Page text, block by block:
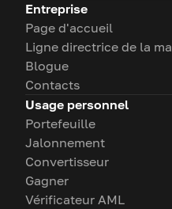
Entreprise
Page d'accueil
Ligne directrice de la
Blogue
Contacts
Usage personnel
Portefeuille
Jalonnement
Convertisseur
Gagner
Vérificateur AML